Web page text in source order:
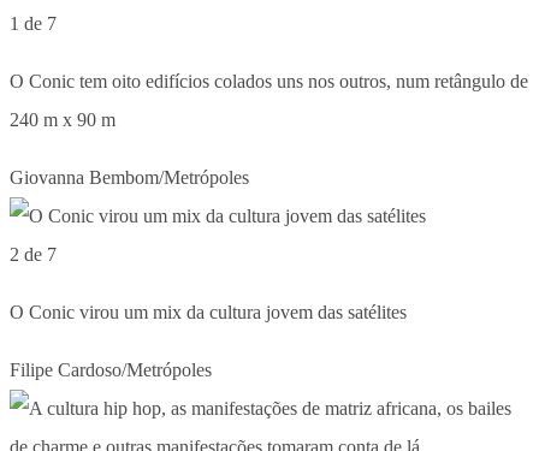
1 de 7
O Conic tem oito edifícios colados uns nos outros, num retângulo de
240 m x 90 m
Giovanna Bembom/Metrópoles
2 de 7
O Conic virou um mix da cultura jovem das satélites
Filipe Cardoso/Metrópoles